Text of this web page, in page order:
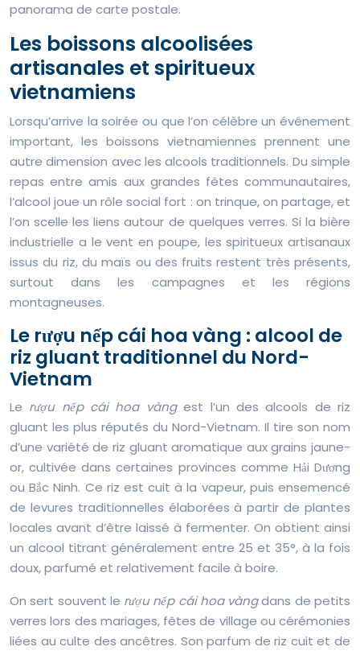
panorama de carte postale.
Les boissons alcoolisées
artisanales et spiritueux
vietnamiens
Lorsqu’arrive la soirée ou que l’on célèbre un événement
important, les boissons vietnamiennes prennent une
autre dimension avec les alcools traditionnels. Du simple
repas entre amis aux grandes fêtes communautaires,
l’alcool joue un rôle social fort : on trinque, on partage, et
l’on scelle les liens autour de quelques verres. Si la bière
industrielle a le vent en poupe, les spiritueux artisanaux
issus du riz, du maïs ou des fruits restent très présents,
surtout dans les campagnes et les régions
montagneuses.
Le rượu nếp cái hoa vàng : alcool de
riz gluant traditionnel du Nord-
Vietnam
Le rượu nếp cái hoa vàngest l’un des alcools de riz
gluant les plus réputés du Nord-Vietnam. Il tire son nom
d’une variété de riz gluant aromatique aux grains jaune-
or, cultivée dans certaines provinces comme Hải Dương
ou Bắc Ninh. Ce riz est cuit à la vapeur, puis ensemencé
de levures traditionnelles élaborées à partir de plantes
locales avant d’être laissé à fermenter. On obtient ainsi
un alcool titrant généralement entre 25 et 35°, à la fois
doux, parfumé et relativement facile à boire.
On sert souvent le rượu nếp cái hoa vàngdans de petits
verres lors des mariages, fêtes de village ou cérémonies
liées au culte des ancêtres. Son parfum de riz cuit et de